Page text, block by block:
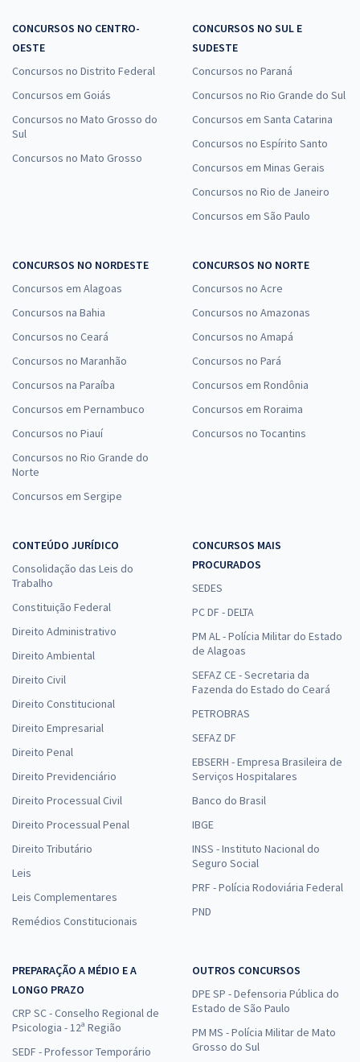
CONCURSOS NO CENTRO-
OESTE
Concursos no Distrito Federal
Concursos em Goiás
Concursos no Mato Grosso do
Sul
Concursos no Mato Grosso
CONCURSOS NO SUL E
SUDESTE
Concursos no Paraná
Concursos no Rio Grande do Sul
Concursos em Santa Catarina
Concursos no Espírito Santo
Concursos em Minas Gerais
Concursos no Rio de Janeiro
Concursos em São Paulo
CONCURSOS NO NORDESTE
Concursos em Alagoas
Concursos na Bahia
Concursos no Ceará
Concursos no Maranhão
Concursos na Paraíba
Concursos em Pernambuco
Concursos no Piauí
Concursos no Rio Grande do
Norte
Concursos em Sergipe
CONCURSOS NO NORTE
Concursos no Acre
Concursos no Amazonas
Concursos no Amapá
Concursos no Pará
Concursos em Rondônia
Concursos em Roraima
Concursos no Tocantins
CONTEÚDO JURÍDICO
Consolidação das Leis do
Trabalho
Constituição Federal
Direito Administrativo
Direito Ambiental
Direito Civil
Direito Constitucional
Direito Empresarial
Direito Penal
Direito Previdenciário
Direito Processual Civil
Direito Processual Penal
Direito Tributário
Leis
Leis Complementares
Remédios Constitucionais
CONCURSOS MAIS
PROCURADOS
SEDES
PC DF - DELTA
PM AL - Polícia Militar do Estado
de Alagoas
SEFAZ CE - Secretaria da
Fazenda do Estado do Ceará
PETROBRAS
SEFAZ DF
EBSERH - Empresa Brasileira de
Serviços Hospitalares
Banco do Brasil
IBGE
INSS - Instituto Nacional do
Seguro Social
PRF - Polícia Rodoviária Federal
PND
PREPARAÇÃO A MÉDIO E A
LONGO PRAZO
CRP SC - Conselho Regional de
Psicologia - 12ª Região
SEDF - Professor Temporário
OUTROS CONCURSOS
DPE SP - Defensoria Pública do
Estado de São Paulo
PM MS - Polícia Militar de Mato
Grosso do Sul